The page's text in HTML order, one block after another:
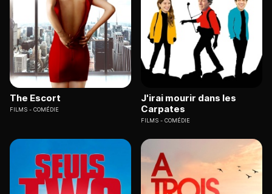
The Escort
FILMS COMÉDIE
J'irai mourir dans les
Carpates
FILMS COMÉDIE